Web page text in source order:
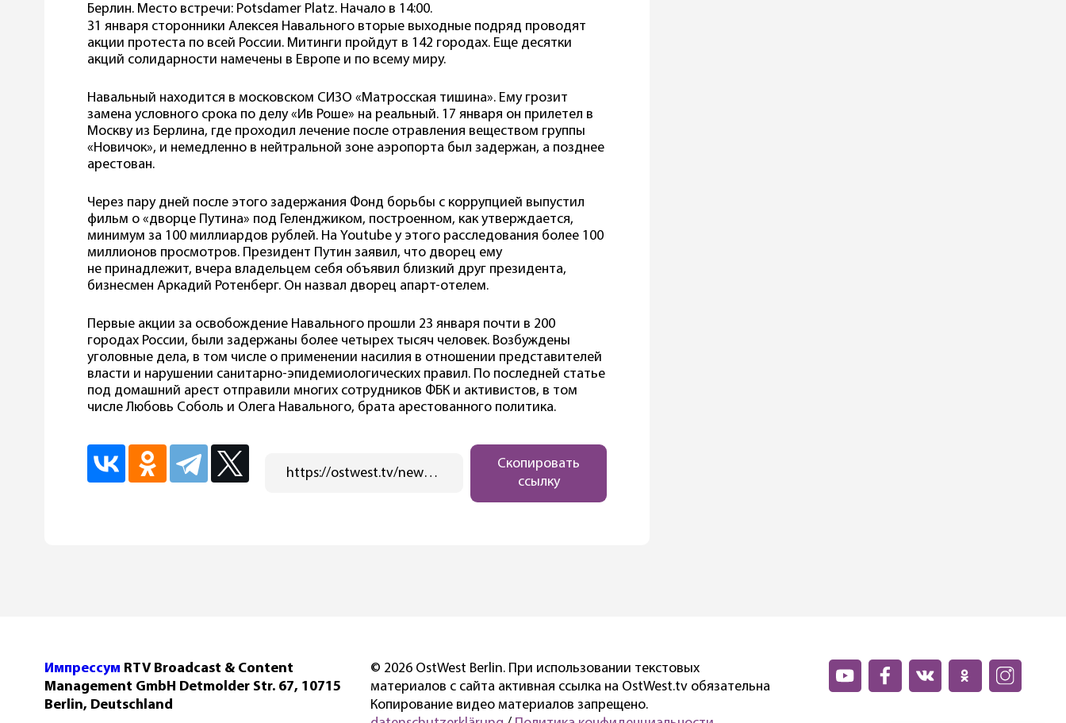
Берлин. Место встречи: Potsdamer Platz. Начало в 14:00.
31 января сторонники Алексея Навального вторые выходные подряд проводят
акции протеста по всей России. Митинги пройдут в 142 городах. Еще десятки
акций солидарности намечены в Европе и по всему миру.
Навальный находится в московском СИЗО «Матросская тишина». Ему грозит
замена условного срока по делу «Ив Роше» на реальный. 17 января он прилетел в
Москву из Берлина, где проходил лечение после отравления веществом группы
«Новичок», и немедленно в нейтральной зоне аэропорта был задержан, а позднее
арестован.
Через пару дней после этого задержания Фонд борьбы с коррупцией выпустил
фильм о «дворце Путина» под Геленджиком, построенном, как утверждается,
минимум за 100 миллиардов рублей. На Youtube у этого расследования более 100
миллионов просмотров. Президент Путин заявил, что дворец ему
не принадлежит, вчера владельцем себя объявил близкий друг президента,
бизнесмен Аркадий Ротенберг. Он назвал дворец апарт-отелем.
Первые акции за освобождение Навального прошли 23 января почти в 200
городах России, были задержаны более четырех тысяч человек. Возбуждены
уголовные дела, в том числе о применении насилия в отношении представителей
власти и нарушении санитарно-эпидемиологических правил. По последней статье
под домашний арест отправили многих сотрудников ФБК и активистов, в том
числе Любовь Соболь и Олега Навального, брата арестованного политика.
https://ostwest.tv/news/pervye-akcii-v-podderzhku-navalnogo-proshli-na-vostoke-rossii/
Скопировать
ссылку
Импрессум RTV Broadcast & Content
Management GmbH Detmolder Str. 67, 10715
Berlin, Deutschland
© 2026 OstWest Berlin. При использовании текстовых
материалов с сайта активная ссылка на OstWest.tv обязательна
Копирование видео материалов запрещено.